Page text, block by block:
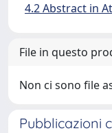
4.2 Abstract in
File in questo
Non ci sono file
Pubblicazioni